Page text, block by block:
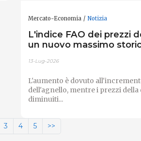
Mercato-Economia Notizia
L'indice FAO dei prezzi
un nuovo massimo
13-Lug-2026
L'aumento è dovuto
dell'agnello, mentre i prezzi
diminuiti...
3 4 5 >>